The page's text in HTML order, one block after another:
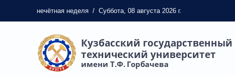
нечётная неделя / Суббота, 08 августа 2026 г.
Кузбасский государственный
технический университет
имени Т.Ф. Горбачева